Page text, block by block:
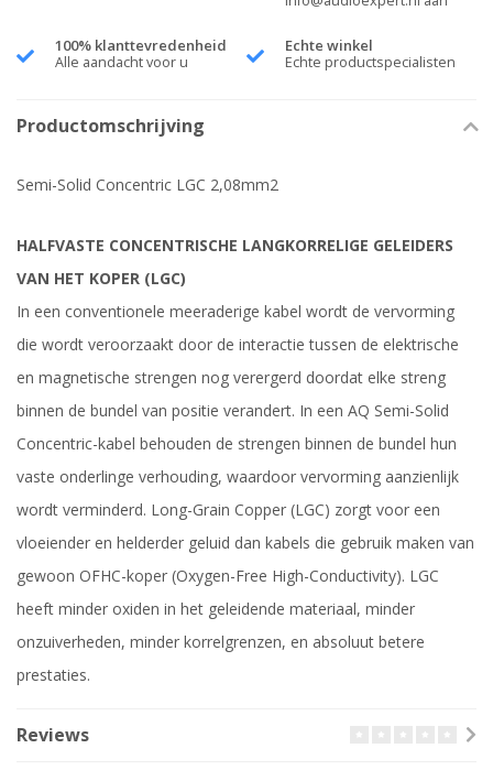
100% klanttevredenheid
Alle aandacht voor u
Echte winkel
Echte productspecialisten
Productomschrijving
Semi-Solid Concentric LGC 2,08mm2
HALFVASTE CONCENTRISCHE LANGKORRELIGE GELEIDERS
VAN HET KOPER (LGC)
In een conventionele meeraderige kabel wordt de vervorming
die wordt veroorzaakt door de interactie tussen de elektrische
en magnetische strengen nog verergerd doordat elke streng
binnen de bundel van positie verandert. In een AQ Semi-Solid
Concentric-kabel behouden de strengen binnen de bundel hun
vaste onderlinge verhouding, waardoor vervorming aanzienlijk
wordt verminderd. Long-Grain Copper (LGC) zorgt voor een
vloeiender en helderder geluid dan kabels die gebruik maken van
gewoon OFHC-koper (Oxygen-Free High-Conductivity). LGC
heeft minder oxiden in het geleidende materiaal, minder
onzuiverheden, minder korrelgrenzen, en absoluut betere
prestaties.
Reviews